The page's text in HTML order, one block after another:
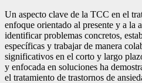
Un aspecto clave de la TCC en el
enfoque orientado al presente y a la
identificar problemas concretos,
específicas y trabajar de manera
significativos en el corto y largo
y enfocada en soluciones ha
el tratamiento de trastornos de